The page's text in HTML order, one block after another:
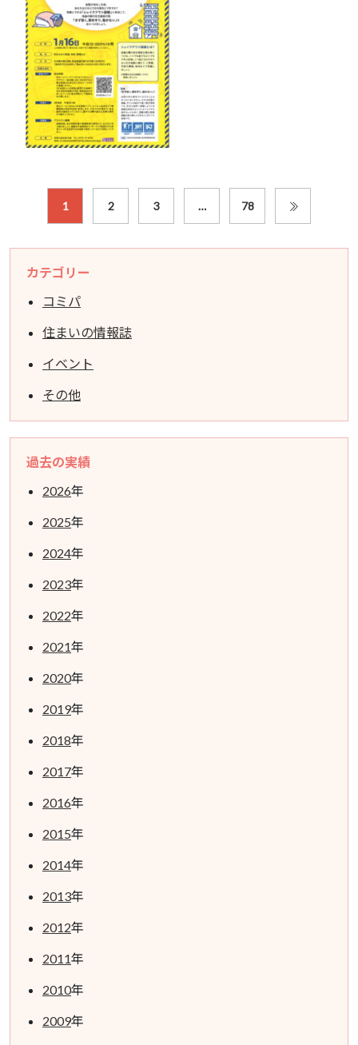
1 2 3 … 78
カテゴリー
コミパ
住まいの情報誌
イベント
その他
過去の実績
2026年
2025年
2024年
2023年
2022年
2021年
2020年
2019年
2018年
2017年
2016年
2015年
2014年
2013年
2012年
2011年
2010年
2009年